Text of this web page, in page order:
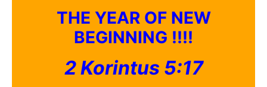
THE YEAR OF NEW
BEGINNING !!!!
2 Korintus 5:17